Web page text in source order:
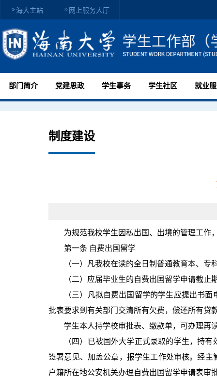
海大主站 网上服务大厅
部门简介 党建思政 学生事务 学生社区 就业
制度建设
为规范我校学生因私出国、出境的管理工作
第一条 自费出国留学
（一）凡我校在读的全日制普通教育本、
（二）应届毕业生的自费出国留学申请截
（三）凡拟自费出国留学的学生应提出书
批表要求到有关部门交清所有欠费，偿还所有贷
学生本人持学校审批表、缴款单，可办理再
（四）已被国外大学正式录取的学生，持
签署意见、加盖公章，报学生工作处审核。经
户籍所在地公安机关办理自费出国留学申请表